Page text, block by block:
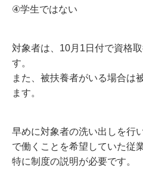
④学生ではない
対象者は、10月1日付で資格
す。
また、被扶養者がいる場合は
ます。
早めに対象者の洗い出しを行
で働くことを希望していた従
特に制度の説明が必要です。